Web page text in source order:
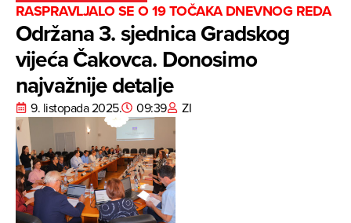
RASPRAVLJALO SE O 19 TOČAKA DNEVNOG REDA
Održana 3. sjednica Gradskog
vijeća Čakovca. Donosimo
najvažnije detalje
9. listopada 2025. 09:39 ZI